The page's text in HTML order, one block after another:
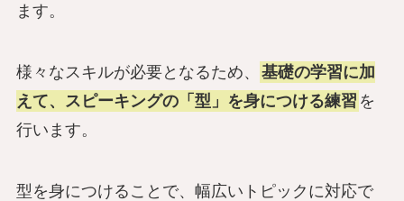
ます。
様々なスキルが必要となるため、
基礎の学習に加
えて、スピーキングの「型」を身につける練習 を
行います。
型を身につけることで、幅広いトピックに対応で